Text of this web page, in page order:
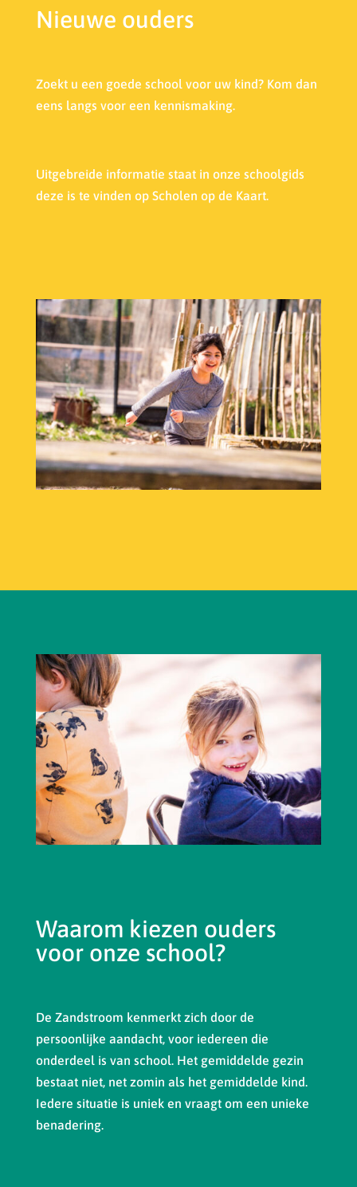
Nieuwe ouders
Zoekt u een goede school voor uw kind? Kom dan
eens langs voor een kennismaking.
Uitgebreide informatie staat in onze schoolgids
deze is te vinden op Scholen op de Kaart.
Waarom kiezen ouders
voor onze school?
De Zandstroom kenmerkt zich door de
persoonlijke aandacht, voor iedereen die
onderdeel is van school. Het gemiddelde gezin
bestaat niet, net zomin als het gemiddelde kind.
Iedere situatie is uniek en vraagt om een unieke
benadering.